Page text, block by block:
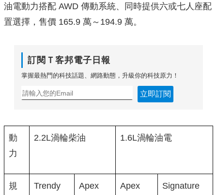
油電動力搭配 AWD 傳動系統、同時提供六或七人座配
置選擇，售價 165.9 萬～194.9 萬。
訂閱Ｔ客邦電子日報
掌握最熱門的科技話題、網路動態，升級你的科技原力！
立即訂閱
動
力
2.2L渦輪柴油 1.6L渦輪油電
規
Trendy
Apex
Apex
Signature